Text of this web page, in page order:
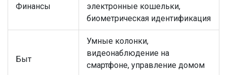
Финансы
электронные кошельки,
биометрическая идентификация
Быт
Умные колонки,
видеонаблюдение на
смартфоне, управление домом